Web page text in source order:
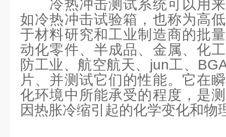
冷热冲击测试系统可以用来
如冷热冲击试验箱，也称为高
于材料研究和工业制造商的批
动化零件、半成品、金属、化
防工业、航空航天、jun工、
片、并测试它们的性能。它在
化环境中所能承受的程度，是
因热胀冷缩引起的化学变化和物